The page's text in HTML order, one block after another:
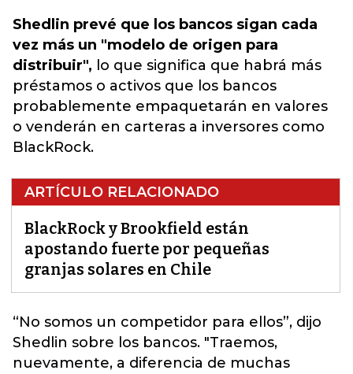
Shedlin prevé que los bancos sigan cada
vez más un "modelo de origen para
distribuir", lo que significa que habrá más
préstamos o activos que los bancos
probablemente empaquetarán en valores
o venderán en carteras a inversores como
BlackRock.
ARTÍCULO RELACIONADO
BlackRock y Brookfield están
apostando fuerte por pequeñas
granjas solares en Chile
“No somos un competidor para ellos”, dijo
Shedlin sobre los bancos. "Traemos,
nuevamente, a diferencia de muchas